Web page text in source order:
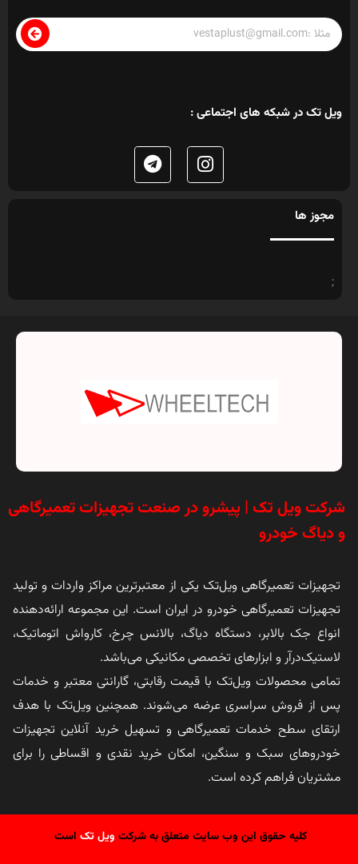
ویل تک در شبکه های اجتماعی :
مجوز ها
;
شرکت ویل تک | پیشرو در صنعت تجهیزات تعمیرگاهی
و دیاگ خودرو
تجهیزات تعمیرگاهی ویل‌تک یکی از معتبرترین مراکز واردات و تولید
تجهیزات تعمیرگاهی خودرو در ایران است. این مجموعه ارائه‌دهنده
انواع جک بالابر، دستگاه دیاگ، بالانس چرخ، کارواش اتوماتیک،
لاستیک‌درآر و ابزارهای تخصصی مکانیکی می‌باشد.
تمامی محصولات ویل‌تک با قیمت رقابتی، گارانتی معتبر و خدمات
پس از فروش سراسری عرضه می‌شوند. همچنین ویل‌تک با هدف
ارتقای سطح خدمات تعمیرگاهی و تسهیل خرید آنلاین تجهیزات
خودروهای سبک و سنگین، امکان خرید نقدی و اقساطی را برای
مشتریان فراهم کرده است.
کلیه حقوق این وب سایت متعلق به شرکت ویل تک است